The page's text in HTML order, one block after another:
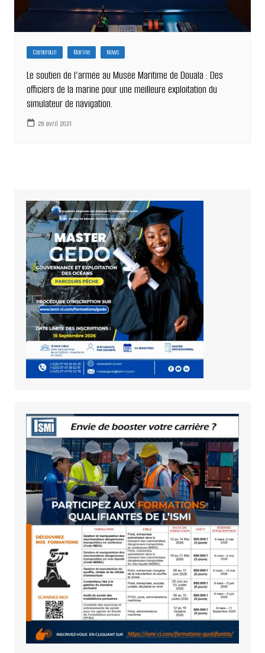
Cameroun Marine News
Le soutien de l’armée au Musée Maritime de Douala : Des
officiers de la marine pour une meilleure exploitation du
simulateur de navigation.
28 avril 2021